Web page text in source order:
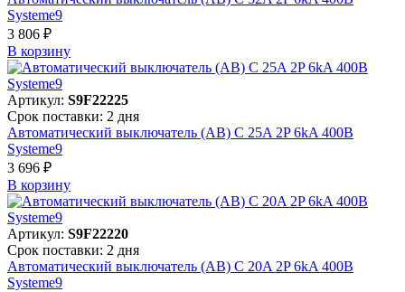
Systeme9
3 806 ₽
В корзинy
Артикул: S9F22225
Срок поставки: 2 дня
Автоматический выключатель (АВ) C 25A 2P 6kA 400В
Systeme9
3 696 ₽
В корзинy
Артикул: S9F22220
Срок поставки: 2 дня
Автоматический выключатель (АВ) C 20A 2P 6kA 400В
Systeme9